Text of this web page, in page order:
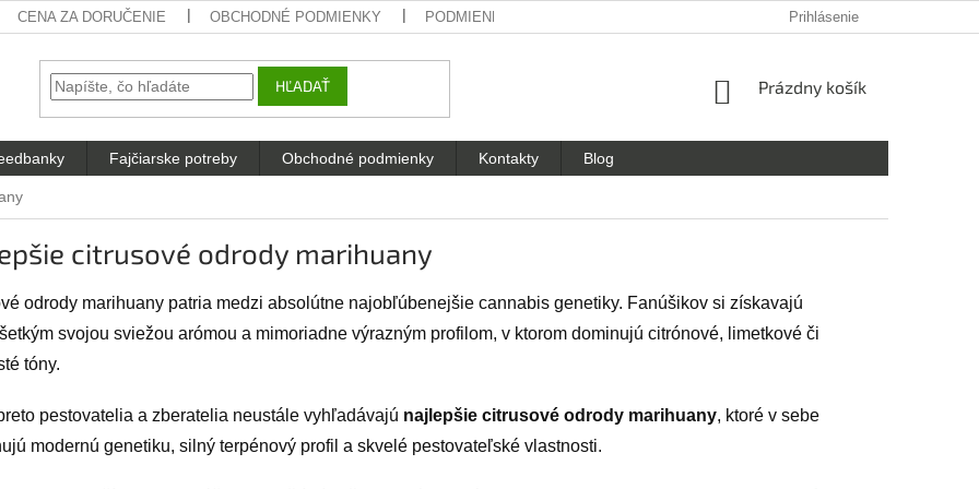
CENA ZA DORUČENIE OBCHODNÉ PODMIENKY PODMIENKY OCHRANY OSOBNÝCH ÚDAJOV Prihlásenie
HĽADAŤ
NÁKUPNÝ
Prázdny košík
Fajčiarske potreby Obchodné podmienky Kontakty Blog
citrusové odrody marihuany
odrody marihuany patria medzi absolútne najobľúbenejšie cannabis genetiky. Fanúšikov si získavajú
svojou sviežou arómou a mimoriadne výrazným profilom, v ktorom dominujú citrónové, limetkové či
tóny.
pestovatelia a zberatelia neustále vyhľadávajú najlepšie citrusové odrody marihuany, ktoré v sebe
modernú genetiku, silný terpénový profil a skvelé pestovateľské vlastnosti.